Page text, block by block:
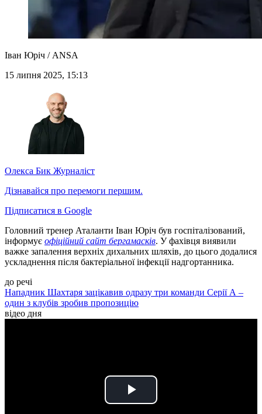
Іван Юріч / ANSA
15 липня 2025, 15:13
Олекса Бик Журналіст
Дізнавайся про перемоги першим.
Підписатися в Google
Головний тренер Аталанти Іван Юріч був госпіталізований,
інформує офіційний сайт бергамасків. У фахівця виявили
важке запалення верхніх дихальних шляхів, до цього додалися
ускладнення після бактеріальної інфекції надгортанника.
до речі
Нападник Шахтаря зацікавив одразу три команди Серії А –
один з клубів зробив пропозицію
відео дня
Play